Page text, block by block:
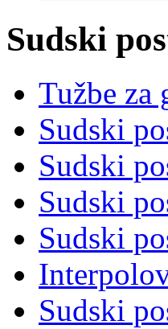
Sudski
Tužbe za
Sudski
Sudski
Sudski
Sudski
Sudski